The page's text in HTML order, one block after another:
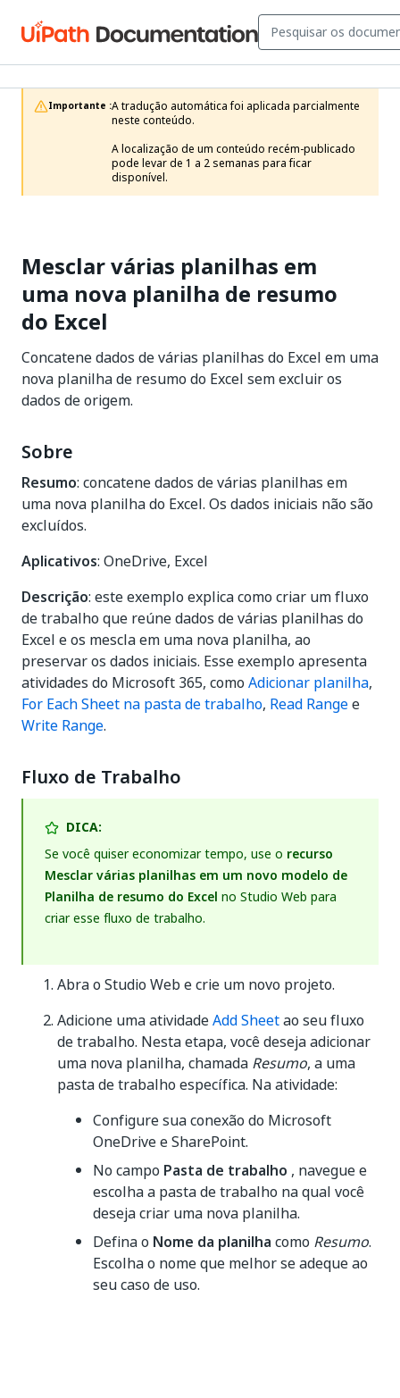
Importante :A tradução automática foi aplicada parcialmente
neste conteúdo.
A localização de um conteúdo recém-publicado
pode levar de 1 a 2 semanas para ficar
disponível.
Mesclar várias planilhas em
uma nova planilha de resumo
do Excel
Concatene dados de várias planilhas do Excel em uma
nova planilha de resumo do Excel sem excluir os
dados de origem.
Sobre
Resumo: concatene dados de várias planilhas em
uma nova planilha do Excel. Os dados iniciais não são
excluídos.
Aplicativos: OneDrive, Excel
Descrição: este exemplo explica como criar um fluxo
de trabalho que reúne dados de várias planilhas do
Excel e os mescla em uma nova planilha, ao
preservar os dados iniciais. Esse exemplo apresenta
atividades do Microsoft 365, como Adicionar planilha,
For Each Sheet na pasta de trabalho, Read Rangee
Write Range.
Fluxo de Trabalho
DICA:
Se você quiser economizar tempo, use o recurso
Mesclar várias planilhas em um novo modelo de
Planilha de resumo do Excel no Studio Web para
criar esse fluxo de trabalho.
Abra o Studio Web e crie um novo projeto.
Adicione uma atividadeAdd Sheetao seu fluxo
de trabalho. Nesta etapa, você deseja adicionar
uma nova planilha, chamada Resumo, a uma
pasta de trabalho específica. Na atividade:
Configure sua conexão do Microsoft
OneDrive e SharePoint.
No campo Pasta de trabalho , navegue e
escolha a pasta de trabalho na qual você
deseja criar uma nova planilha.
Defina o Nome da planilha como Resumo.
Escolha o nome que melhor se adeque ao
seu caso de uso.